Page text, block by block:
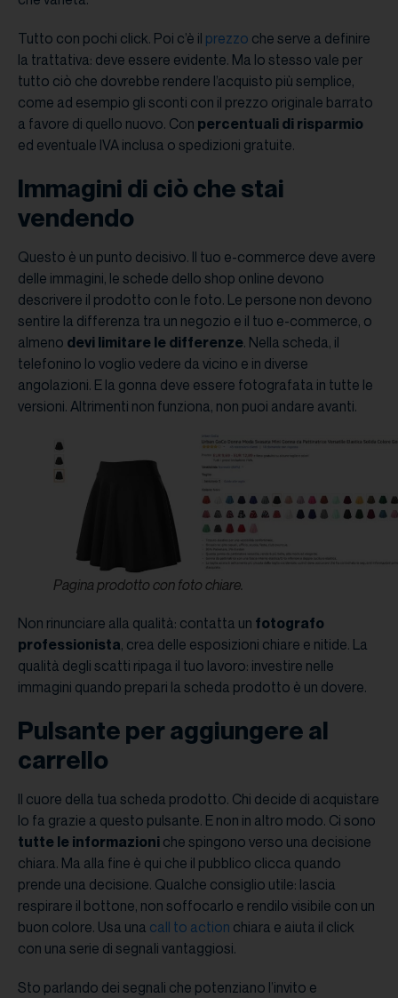
Tutto con pochi click. Poi c’è il prezzo che serve a definire
la trattativa: deve essere evidente. Ma lo stesso vale per
tutto ciò che dovrebbe rendere l’acquisto più semplice,
come ad esempio gli sconti con il prezzo originale barrato
a favore di quello nuovo. Con percentuali di risparmio
ed eventuale IVA inclusa o spedizioni gratuite.
Immagini di ciò che stai
vendendo
Questo è un punto decisivo. Il tuo e-commerce deve avere
delle immagini, le schede dello shop online devono
descrivere il prodotto con le foto. Le persone non devono
sentire la differenza tra un negozio e il tuo e-commerce, o
almeno devi limitare le differenze. Nella scheda, il
telefonino lo voglio vedere da vicino e in diverse
angolazioni. E la gonna deve essere fotografata in tutte le
versioni. Altrimenti non funziona, non puoi andare avanti.
Pagina prodotto con foto chiare.
Non rinunciare alla qualità: contatta un fotografo
professionista, crea delle esposizioni chiare e nitide. La
qualità degli scatti ripaga il tuo lavoro: investire nelle
immagini quando prepari la scheda prodotto è un dovere.
Pulsante per aggiungere al
carrello
Il cuore della tua scheda prodotto. Chi decide di acquistare
lo fa grazie a questo pulsante. E non in altro modo. Ci sono
tutte le informazioni che spingono verso una decisione
chiara. Ma alla fine è qui che il pubblico clicca quando
prende una decisione. Qualche consiglio utile: lascia
respirare il bottone, non soffocarlo e rendilo visibile con un
buon colore. Usa una call to action chiara e aiuta il click
con una serie di segnali vantaggiosi.
Sto parlando dei segnali che potenziano l’invito e